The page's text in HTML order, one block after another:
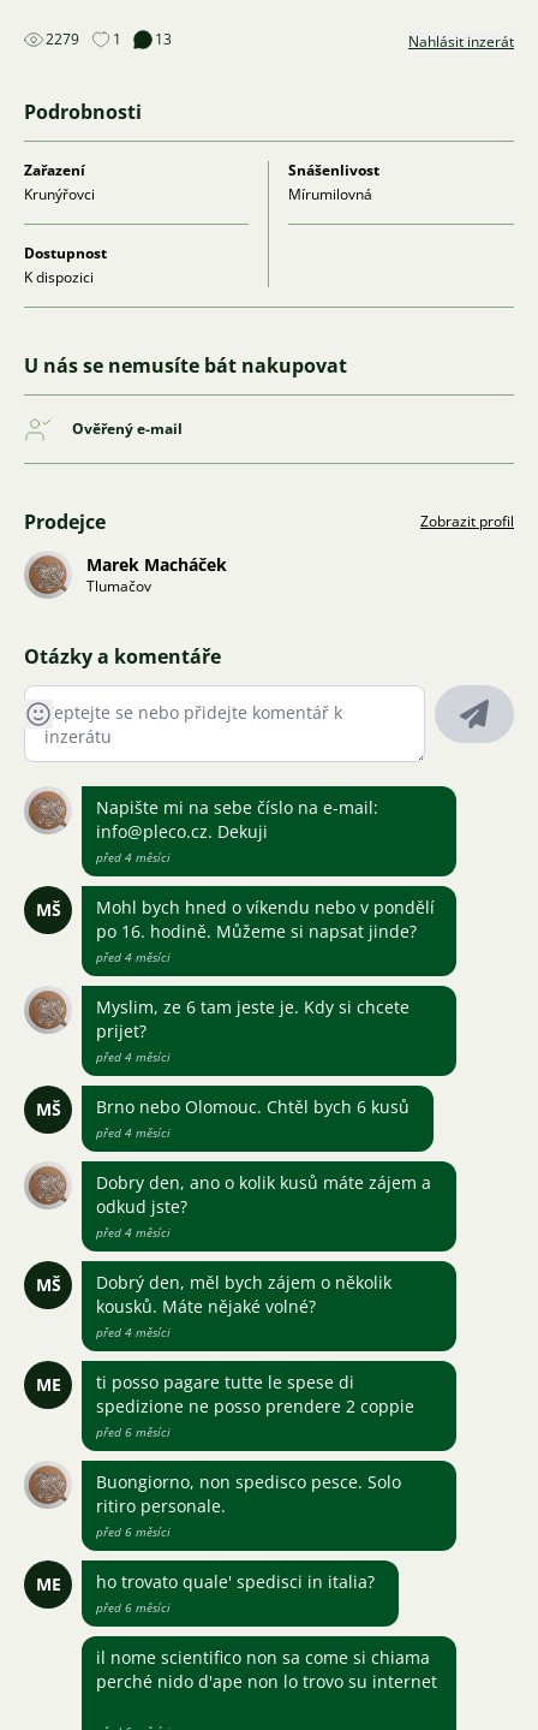
2279 1 13 Nahlásit inzerát
Podrobnosti
Zařazení
Krunýřovci
Snášenlivost
Mírumilovná
Dostupnost
K dispozici
U nás se nemusíte bát nakupovat
Ověřený e-mail
Prodejce Zobrazit profil
Marek Macháček
Tlumačov
Otázky a komentáře
Napište mi na sebe číslo na e-mail:
info@pleco.cz. Dekuji
před 4 měsíci
MŠ
Mohl bych hned o víkendu nebo v pondělí
po 16. hodině. Můžeme si napsat jinde?
před 4 měsíci
Myslim, ze 6 tam jeste je. Kdy si chcete
prijet?
před 4 měsíci
MŠ Brno nebo Olomouc. Chtěl bych 6 kusů
před 4 měsíci
Dobry den, ano o kolik kusů máte zájem a
odkud jste?
před 4 měsíci
MŠ
Dobrý den, měl bych zájem o několik
kousků. Máte nějaké volné?
před 4 měsíci
ME
ti posso pagare tutte le spese di
spedizione ne posso prendere 2 coppie
před 6 měsíci
Buongiorno, non spedisco pesce. Solo
ritiro personale.
před 6 měsíci
ME ho trovato quale' spedisci in italia?
před 6 měsíci
il nome scientifico non sa come si chiama
perché nido d'ape non lo trovo su internet